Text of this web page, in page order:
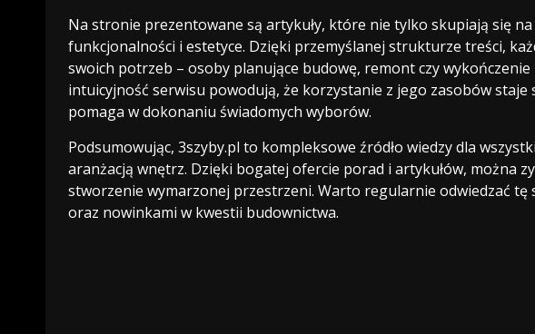
Na stronie prezentowane są artykuły, które nie tylko skupiają się
funkcjonalności i estetyce. Dzięki przemyślanej strukturze treści,
swoich potrzeb – osoby planujące budowę, remont czy
intuicyjność serwisu powodują, że korzystanie z jego zasobów staje
pomaga w dokonaniu świadomych wyborów.
Podsumowując, 3szyby.pl to kompleksowe źródło wiedzy dla
aranżacją wnętrz. Dzięki bogatej ofercie porad i artykułów, można
stworzenie wymarzonej przestrzeni. Warto regularnie odwiedzać tę
oraz nowinkami w kwestii budownictwa.